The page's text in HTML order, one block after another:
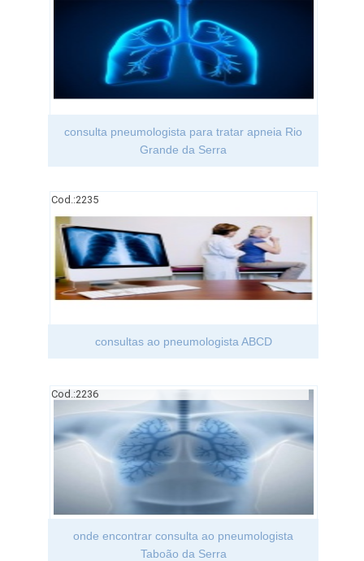
consulta pneumologista para tratar apneia Rio
Grande da Serra
Cod.:2235
consultas ao pneumologista ABCD
Cod.:2236
onde encontrar consulta ao pneumologista
Taboão da Serra